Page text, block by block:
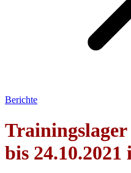
Berichte
Trainingslager
bis